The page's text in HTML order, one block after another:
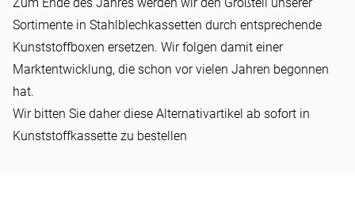
Umstellung auf
Kunststoffkassetten
Sortimente in Stahlblechkassetten durch entsprechende
Kunststoffboxen ersetzen. Wir folgen damit einer
Marktentwicklung, die schon vor vielen Jahren begonnen
hat.
Wir bitten Sie daher diese Alternativartikel ab sofort in
Kunststoffkassette zu bestellen